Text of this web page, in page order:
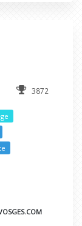
3872